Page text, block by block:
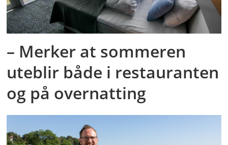
– Merker at sommeren
uteblir både i restauranten
og på overnatting